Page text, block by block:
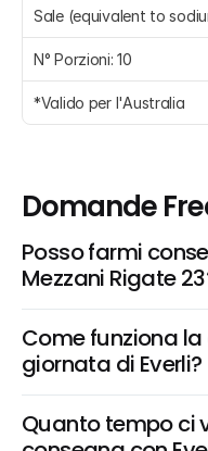
Sale (equivalent to
N° Porzioni: 10
*Valido per l'Australia
Domande
Posso farmi
Mezzani Rigate
Come funziona
giornata di Everli?
Quanto tempo ci